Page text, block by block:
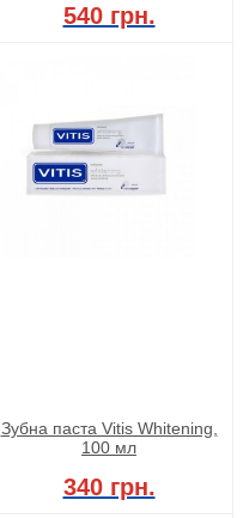
540 грн.
Зубна паста Vitis Whitening,
100 мл
340 грн.